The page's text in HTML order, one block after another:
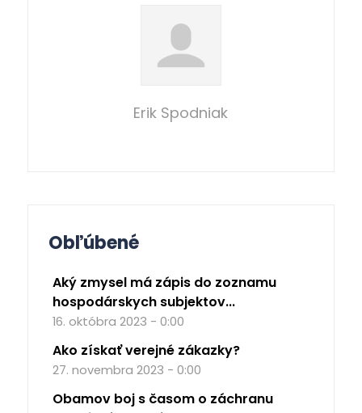
Erik Spodniak
Obľúbené
Aký zmysel má zápis do zoznamu
hospodárskych subjektov...
16. októbra 2023 - 0:00
Ako získať verejné zákazky?
27. novembra 2023 - 0:00
Obamov boj s časom o záchranu